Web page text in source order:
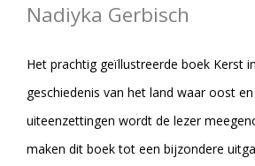
Nadiyka Gerbisch
Het prachtig geïllustreerde boek Kerst
geschiedenis van het land waar oost
uiteenzettingen wordt de lezer
maken dit boek tot een bijzondere